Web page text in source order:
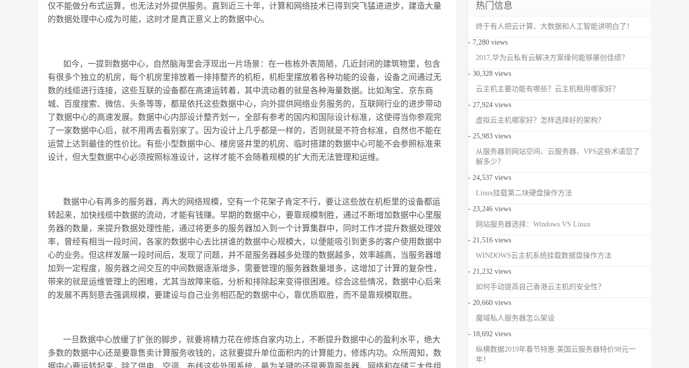
仅不能做分布式运算，也无法对外提供服务。直到近三十年，计算和网络技术已得到突飞猛进进步，建造大量
的数据处理中心成为可能，这时才是真正意义上的数据中心。
如今，一提到数据中心，自然脑海里会浮现出一片场景：在一栋栋外表简陋，几近封闭的建筑物里，包含
有很多个独立的机房，每个机房里排放着一排排整齐的机柜，机柜里摆放着各种功能的设备，设备之间通过无
数的线缆进行连接，这些互联的设备都在高速运转着，其中流动着的就是各种海量数据。比如淘宝、京东商
城、百度搜索、微信、头条等等，都是依托这些数据中心，向外提供网络业务服务的，互联网行业的进步带动
了数据中心的高速发展。数据中心内部设计整齐划一，全部有参考的国内和国际设计标准，这使得当你参观完
了一家数据中心后，就不用再去看别家了。因为设计上几乎都是一样的，否则就是不符合标准，自然也不能在
运营上达到最佳的性价比。有些小型数据中心、楼房竖井里的机房、临时搭建的数据中心可能不会参照标准来
设计，但大型数据中心必须按照标准设计，这样才能不会随着规模的扩大而无法管理和运维。
数据中心有再多的服务器，再大的网络规模，空有一个花架子肯定不行，要让这些放在机柜里的设备都运
转起来，加快线缆中数据的流动，才能有钱赚。早期的数据中心，要靠规模制胜，通过不断增加数据中心里服
务器的数量，来提升数据处理性能，通过将更多的服务器加入到一个计算集群中，同时工作才提升数据处理效
率，曾经有相当一段时间，各家的数据中心去比拼谁的数据中心规模大，以便能吸引到更多的客户使用数据中
心的业务。但这样发展一段时间后，发现了问题，并不是服务器越多处理的数据越多，效率越高，当服务器增
加到一定程度，服务器之间交互的中间数据逐渐增多，需要管理的服务器数量增多，这增加了计算的复杂性，
带来的就是运维管理上的困难，尤其当故障来临，分析和排除起来变得很困难。综合这些情况，数据中心后来
的发展不再刻意去强调规模，要建设与自己业务相匹配的数据中心，靠优质取胜，而不是靠规模取胜。
一旦数据中心放缓了扩张的脚步，就要将精力花在修炼自家内功上，不断提升数据中心的盈利水平，绝大
多数的数据中心还是要靠售卖计算服务收钱的，这就要提升单位面积内的计算能力，修炼内功。众所周知，数
据中心要运转起来，除了供电、空调、布线这些外围系统，最为关键的还是要靠服务器、网络和存储三大件组
热门信息
终于有人把云计算、大数据和人工智能讲明白了！
- 7,280 views
2017,华为云私有云解决方案缘何能够屡创佳绩？
- 30,328 views
云主机主要功能有哪些？云主机租用哪家好？
- 27,924 views
虚拟云主机哪家好？怎样选择好的架构？
- 25,983 views
从服务器到网站空间、云服务器、VPS这些术语您了
解多少？
- 24,537 views
Linux挂载第二块硬盘操作方法
- 23,246 views
网站服务器选择：Windows VS Linux
- 21,516 views
WINDOWS云主机系统挂载数据盘操作方法
- 21,232 views
如何手动提高自己香港云主机的安全性？
- 20,660 views
魔域私人服务器怎么架设
- 18,692 views
纵横数据2019年春节特惠:美国云服务器特价98元一
年！